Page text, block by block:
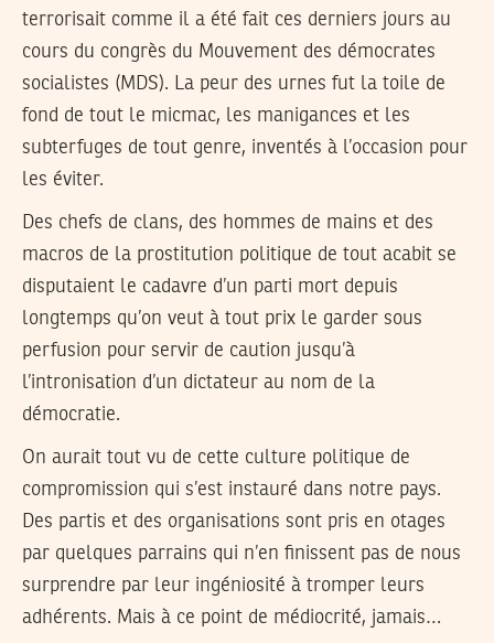
terrorisait comme il a été fait ces derniers jours au
cours du congrès du Mouvement des démocrates
socialistes (MDS). La peur des urnes fut la toile de
fond de tout le micmac, les manigances et les
subterfuges de tout genre, inventés à l’occasion pour
les éviter.
Des chefs de clans, des hommes de mains et des
macros de la prostitution politique de tout acabit se
disputaient le cadavre d’un parti mort depuis
longtemps qu’on veut à tout prix le garder sous
perfusion pour servir de caution jusqu’à
l’intronisation d’un dictateur au nom de la
démocratie.
On aurait tout vu de cette culture politique de
compromission qui s’est instauré dans notre pays.
Des partis et des organisations sont pris en otages
par quelques parrains qui n’en finissent pas de nous
surprendre par leur ingéniosité à tromper leurs
adhérents. Mais à ce point de médiocrité, jamais…